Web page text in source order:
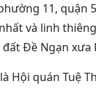
11, quận
và linh
Đề Ngạn xưa
Hội quán Tuệ